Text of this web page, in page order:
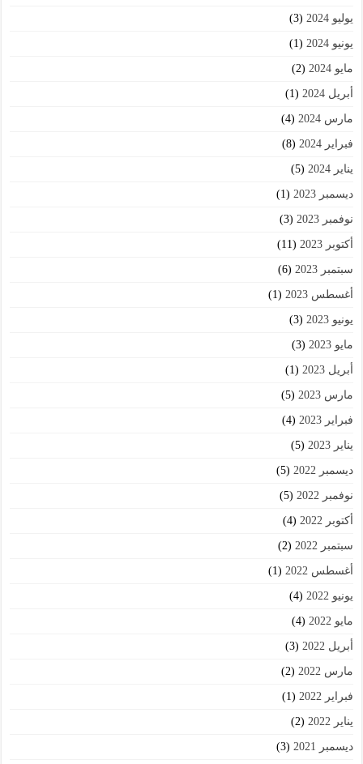
يوليو 2024 (3)
يونيو 2024 (1)
مايو 2024 (2)
أبريل 2024 (1)
مارس 2024 (4)
فبراير 2024 (8)
يناير 2024 (5)
ديسمبر 2023 (1)
نوفمبر 2023 (3)
أكتوبر 2023 (11)
سبتمبر 2023 (6)
أغسطس 2023 (1)
يونيو 2023 (3)
مايو 2023 (3)
أبريل 2023 (1)
مارس 2023 (5)
فبراير 2023 (4)
يناير 2023 (5)
ديسمبر 2022 (5)
نوفمبر 2022 (5)
أكتوبر 2022 (4)
سبتمبر 2022 (2)
أغسطس 2022 (1)
يونيو 2022 (4)
مايو 2022 (4)
أبريل 2022 (3)
مارس 2022 (2)
فبراير 2022 (1)
يناير 2022 (2)
ديسمبر 2021 (3)